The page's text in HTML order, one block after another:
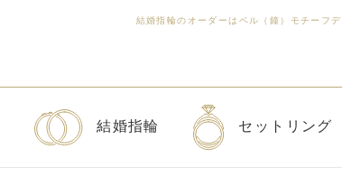
結婚指輪のオーダーはベル（鐘）モチーフ
結婚指輪 セットリング